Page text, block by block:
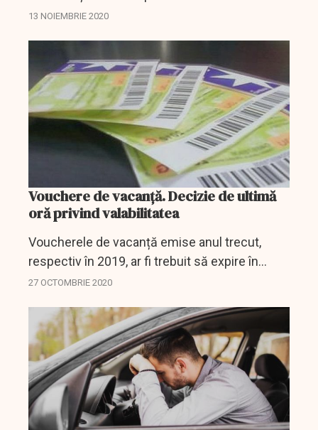
decembrie 2019 a fost prelungită, în primă
13 NOIEMBRIE 2020
Vouchere de vacanță. Decizie de ultimă
oră privind valabilitatea
Voucherele de vacanță emise anul trecut,
respectiv în 2019, ar fi trebuit să expire în
curând.
27 OCTOMBRIE 2020